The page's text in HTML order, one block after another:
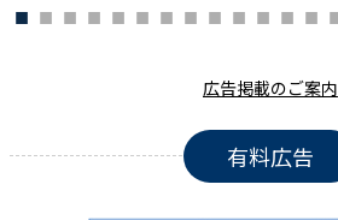
広告掲載のご案内
有料広告